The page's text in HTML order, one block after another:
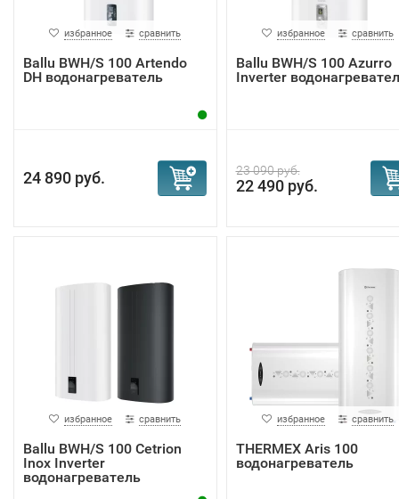
избранное сравнить
Ballu BWH/S 100 Artendo
DH водонагреватель
24 890 руб.
избранное сравнить
Ballu BWH/S 100 Azurro
Inverter
23 090 руб.
22 490 руб.
избранное сравнить
Ballu BWH/S 100 Cetrion
Inox Inverter
водонагреватель
избранное сравнить
THERMEX Aris 100
водонагреватель